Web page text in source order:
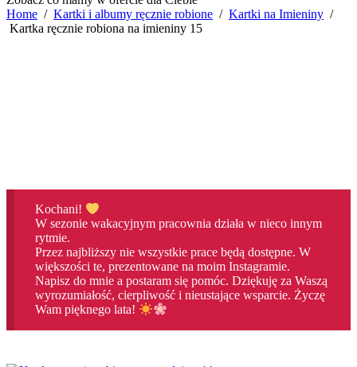
Home / Kartki i albumy ręcznie robione / Kartki na Imieniny /
Kartka ręcznie robiona na imieniny 15
Kochani!
W sezonie wakacyjnym pracownia działa w nieco innym
rytmie.
Przez najbliższy nie wszystkie prace będą dostępne. W
większości te, prezentowane na moim Instagramie.
Napisz do mnie a postaram się pomóc. Dziękuję za Waszą
wyrozumiałość, cierpliwość i nieustające wsparcie. Życzę
Wam pięknego lata!